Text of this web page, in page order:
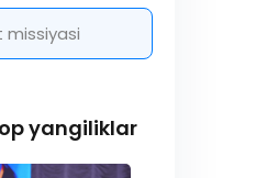
missiyasi
yangiliklar